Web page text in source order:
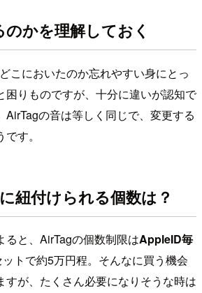
かを理解しておく
こにおいたのか忘れやすい身にとっ
困りものですが、十分に違いが認知で
AirTagの音は等しく同じで、変更する
す。
紐付けられる個数は？
ると、AirTagの個数制限はAppleID毎
トで約5万円程。そんなに買う機会
すが、たくさん必要になりそうな時は